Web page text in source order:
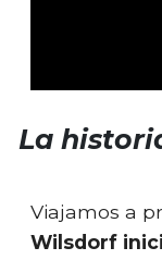
La
Viajamos a
Wilsdorf